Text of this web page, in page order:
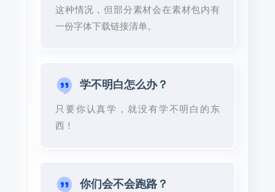
这种情况，但部分素材会在素材包内有
一份字体下载链接清单。
学不明白怎么办？
只要你认真学，就没有学不明白的东
西！
你们会不会跑路？